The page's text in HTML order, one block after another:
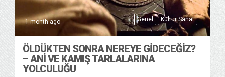
Genel Kültür Sanat
1 month ago
ÖLDÜKTEN SONRA NEREYE GIDECEĞIZ?
– ANI VE KAMIŞ TARLALARINA
YOLCULUĞU